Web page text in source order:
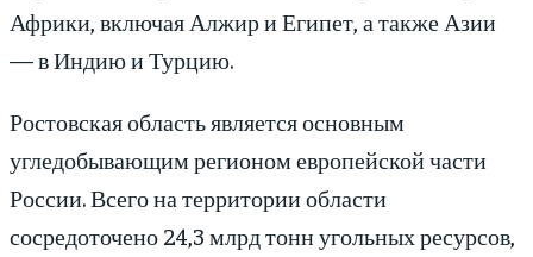
Африки, включая Алжир и Египет, а также Азии
— в Индию и Турцию.
Ростовская область является основным
угледобывающим регионом европейской части
России. Всего на территории области
сосредоточено 24,3 млрд тонн угольных ресурсов,